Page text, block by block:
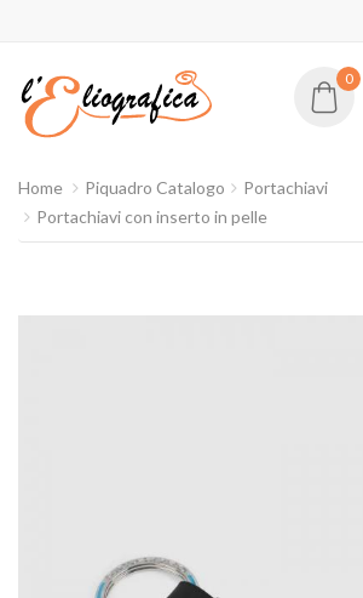
0
Home Piquadro Catalogo
Portachiavi
Portachiavi con inserto in pelle